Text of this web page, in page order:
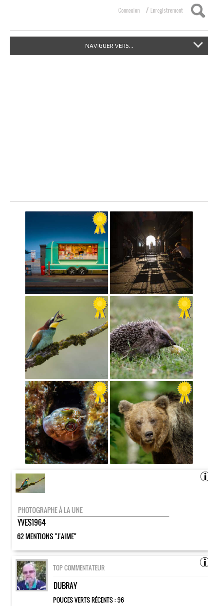
Connexion / Enregistrement
NAVIGUER VERS...
PHOTOGRAPHE À LA UNE
YVES1964
62 MENTIONS "J'AIME"
TOP COMMENTATEUR
DUBRAY
POUCES VERTS RÉCENTS :96